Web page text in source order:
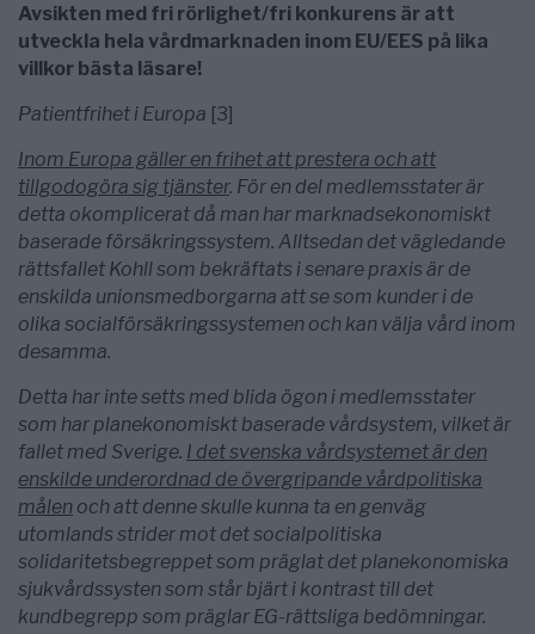
Avsikten med fri rörlighet/fri konkurens är att
utveckla hela vårdmarknaden inom EU/EES på lika
villkor bästa läsare!
Patientfrihet i Europa [3]
Inom Europa gäller en frihet att prestera och att
tillgodogöra sig tjänster. För en del medlemsstater är
detta okomplicerat då man har marknadsekonomiskt
baserade försäkringssystem. Alltsedan det vägledande
rättsfallet Kohll som bekräftats i senare praxis är de
enskilda unionsmedborgarna att se som kunder i de
olika socialförsäkringssystemen och kan välja vård inom
desamma.
Detta har inte setts med blida ögon i medlemsstater
som har planekonomiskt baserade vårdsystem, vilket är
fallet med Sverige. I det svenska vårdsystemet är den
enskilde underordnad de övergripande vårdpolitiska
målen och att denne skulle kunna ta en genväg
utomlands strider mot det socialpolitiska
solidaritetsbegreppet som präglat det planekonomiska
sjukvårdssysten som står bjärt i kontrast till det
kundbegrepp som präglar EG-rättsliga bedömningar.